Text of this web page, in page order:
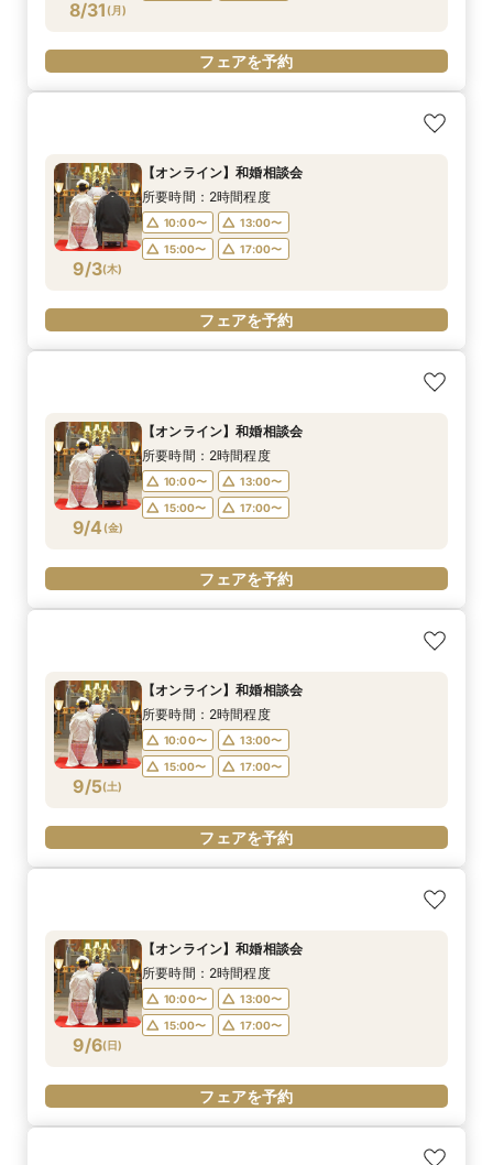
8/31 (月)
フェアを予約
9/3(木)
【オンライン】和婚相談会
所要時間：2時間程度
10:00〜
13:00〜
15:00〜
17:00〜
フェアを予約
9/4 (金)
【オンライン】和婚相談会
所要時間：2時間程度
10:00〜
13:00〜
15:00〜
17:00〜
フェアを予約
9/5(土)
【オンライン】和婚相談会
所要時間：2時間程度
10:00〜
13:00〜
15:00〜
17:00〜
フェアを予約
9/6(日)
【オンライン】和婚相談会
所要時間：2時間程度
10:00〜
13:00〜
15:00〜
17:00〜
フェアを予約